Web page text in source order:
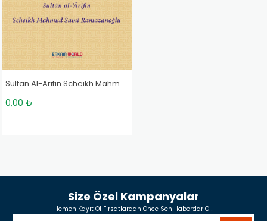
Sultan Al-Arifin Scheikh Mahmud Sami Ramazanoğlu
0,00 ₺
Size Özel Kampanyalar
Hemen Kayıt Ol Fırsatlardan Önce Sen Haberdar Ol!